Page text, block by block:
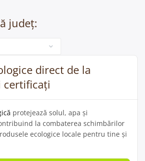
județ:
direct de la
certificați
protejează solul, apa și
la combaterea schimbărilor
ecologice locale pentru tine și